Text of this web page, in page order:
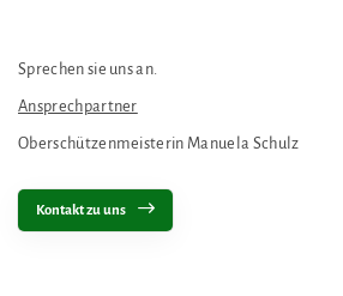
Sprechen sie uns an.
Ansprechpartner
Oberschützenmeisterin Manuela Schulz
Kontakt zu uns